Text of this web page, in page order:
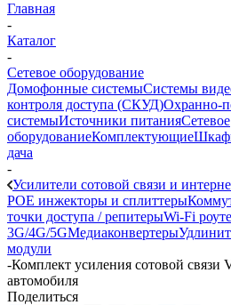
Главная
-
Каталог
-
Сетевое оборудование
Домофонные системыСистемы
контроля доступа (СКУД)Охранно-
системыИсточники питанияСетевое
оборудованиеКомплектующие
дача
-
Усилители сотовой связи и
POE инжекторы и сплиттеры
точки доступа / репитерыWi-Fi
3G/4G/5GМедиаконвертеры
модули
-Комплект усиления сотовой
автомобиля
Поделиться